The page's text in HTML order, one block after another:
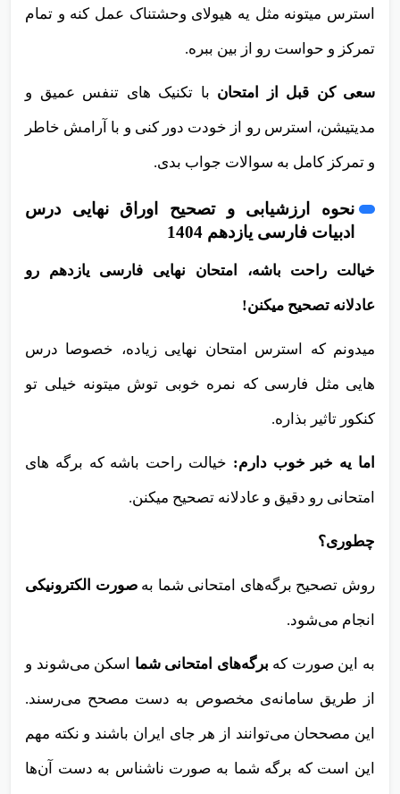
استرس میتونه مثل یه هیولای وحشتناک عمل کنه و تمام
تمرکز و حواست رو از بین ببره.
سعی کن قبل از امتحان با تکنیک های تنفس عمیق و
مدیتیشن، استرس رو از خودت دور کنی و با آرامش خاطر
و تمرکز کامل به سوالات جواب بدی.
نحوه ارزشیابی و تصحیح اوراق نهایی درس
ادبیات فارسی یازدهم 1404
خیالت راحت باشه، امتحان نهایی فارسی یازدهم رو
عادلانه تصحیح میکنن!
میدونم که استرس امتحان نهایی زیاده، خصوصا درس
هایی مثل فارسی که نمره خوبی توش میتونه خیلی تو
کنکور تاثیر بذاره.
اما یه خبر خوب دارم: خیالت راحت باشه که برگه های
امتحانی رو دقیق و عادلانه تصحیح میکنن.
چطوری؟
روش تصحیح برگه‌های امتحانی شما به صورت الکترونیکی
انجام می‌شود.
به این صورت که برگه‌های امتحانی شما اسکن می‌شوند و
از طریق سامانه‌ی مخصوص به دست مصحح می‌رسند.
این مصححان می‌توانند از هر جای ایران باشند و نکته مهم
این است که برگه شما به صورت ناشناس به دست آن‌ها